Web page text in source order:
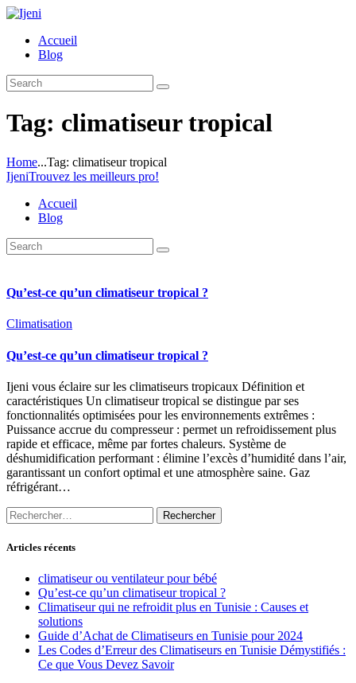
Accueil
Blog
Tag: climatiseur tropical
Home...Tag: climatiseur tropical
IjeniTrouvez les meilleurs pro!
Accueil
Blog
Qu’est-ce qu’un climatiseur tropical ?
Climatisation
Qu’est-ce qu’un climatiseur tropical ?
Ijeni vous éclaire sur les climatiseurs tropicaux Définition et
caractéristiques Un climatiseur tropical se distingue par ses
fonctionnalités optimisées pour les environnements extrêmes :
Puissance accrue du compresseur : permet un refroidissement plus
rapide et efficace, même par fortes chaleurs. Système de
déshumidification performant : élimine l’excès d’humidité dans l’air,
garantissant un confort optimal et une atmosphère saine. Gaz
réfrigérant…
Rechercher :
Articles récents
climatiseur ou ventilateur pour bébé
Qu’est-ce qu’un climatiseur tropical ?
Climatiseur qui ne refroidit plus en Tunisie : Causes et
solutions
Guide d’Achat de Climatiseurs en Tunisie pour 2024
Les Codes d’Erreur des Climatiseurs en Tunisie Démystifiés :
Ce que Vous Devez Savoir